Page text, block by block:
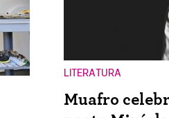
LITERATURA
Muafro